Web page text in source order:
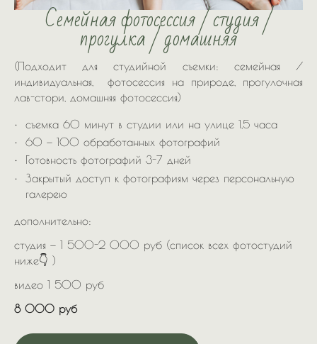
Семейная фотосессия / студия /
прогулка / домашняя
(Подходит для студийной съемки: семейная /
индивидуальная, фотосессия на природе, прогулочная
лав-стори, домашняя фотосессия)
съемка 60 минут в студии или на улице 1,5 часа
60 — 100 обработанных фотографий
Готовность фотографий 3-7 дней
Закрытый доступ к фотографиям через персональную
галерею
дополнительно:
студия — 1 500-2 000 руб (список всех фотостудий
ниже👇 )
видео 1 500 руб
8 000 руб